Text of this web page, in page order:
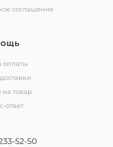
соглашение
оплаты
на товар
ответ
52-50